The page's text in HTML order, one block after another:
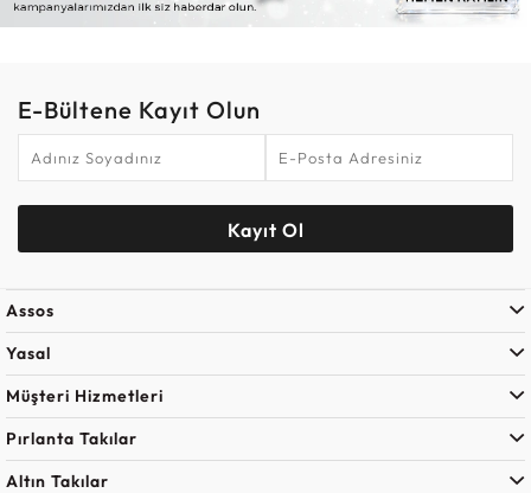
E-Bültene Kayıt Olun
Kayıt Ol
Assos
Yasal
Müşteri Hizmetleri
Pırlanta Takılar
Altın Takılar